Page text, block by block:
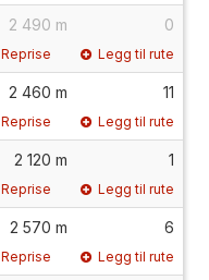
2 490 m 0
Reprise Legg til rute
2 460 m 11
Reprise Legg til rute
2 120 m 1
Reprise Legg til rute
2 570 m 6
Reprise Legg til rute